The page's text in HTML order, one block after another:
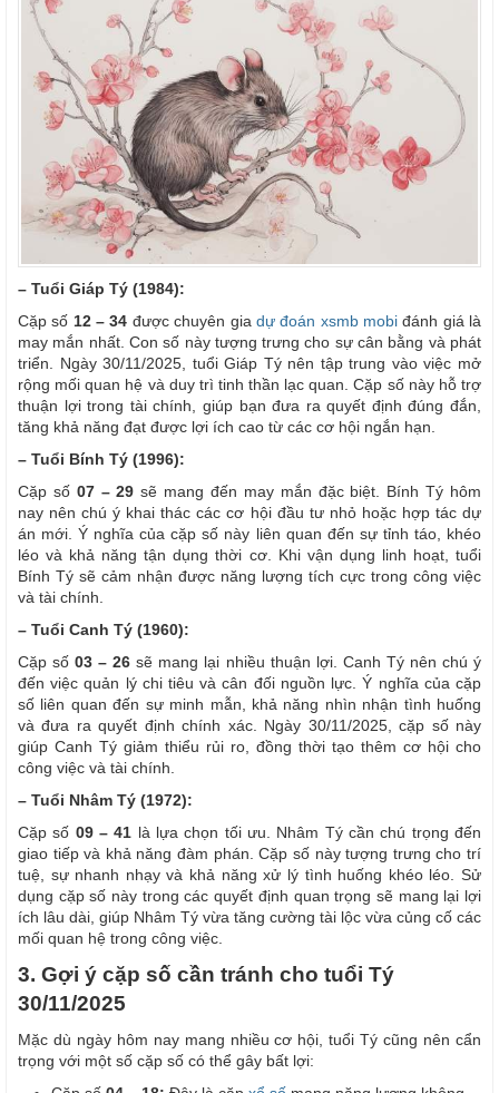
– Tuổi Giáp Tý (1984):
Cặp số 12 – 34 được chuyên gia dự đoán xsmb mobiđánh giá là
may mắn nhất. Con số này tượng trưng cho sự cân bằng và phát
triển. Ngày 30/11/2025, tuổi Giáp Tý nên tập trung vào việc mở
rộng mối quan hệ và duy trì tinh thần lạc quan. Cặp số này hỗ trợ
thuận lợi trong tài chính, giúp bạn đưa ra quyết định đúng đắn,
tăng khả năng đạt được lợi ích cao từ các cơ hội ngắn hạn.
– Tuổi Bính Tý (1996):
Cặp số 07 – 29 sẽ mang đến may mắn đặc biệt. Bính Tý hôm
nay nên chú ý khai thác các cơ hội đầu tư nhỏ hoặc hợp tác dự
án mới. Ý nghĩa của cặp số này liên quan đến sự tỉnh táo, khéo
léo và khả năng tận dụng thời cơ. Khi vận dụng linh hoạt, tuổi
Bính Tý sẽ cảm nhận được năng lượng tích cực trong công việc
và tài chính.
– Tuổi Canh Tý (1960):
Cặp số03 – 26 sẽ mang lại nhiều thuận lợi. Canh Tý nên chú ý
đến việc quản lý chi tiêu và cân đối nguồn lực. Ý nghĩa của cặp
số liên quan đến sự minh mẫn, khả năng nhìn nhận tình huống
và đưa ra quyết định chính xác. Ngày 30/11/2025, cặp số này
giúp Canh Tý giảm thiểu rủi ro, đồng thời tạo thêm cơ hội cho
công việc và tài chính.
– Tuổi Nhâm Tý (1972):
Cặp số 09 – 41 là lựa chọn tối ưu. Nhâm Tý cần chú trọng đến
giao tiếp và khả năng đàm phán. Cặp số này tượng trưng cho trí
tuệ, sự nhanh nhạy và khả năng xử lý tình huống khéo léo. Sử
dụng cặp số này trong các quyết định quan trọng sẽ mang lại lợi
ích lâu dài, giúp Nhâm Tý vừa tăng cường tài lộc vừa củng cố các
mối quan hệ trong công việc.
3. Gợi ý cặp số cần tránh cho tuổi Tý
30/11/2025
Mặc dù ngày hôm nay mang nhiều cơ hội, tuổi Tý cũng nên cẩn
trọng với một số cặp số có thể gây bất lợi: